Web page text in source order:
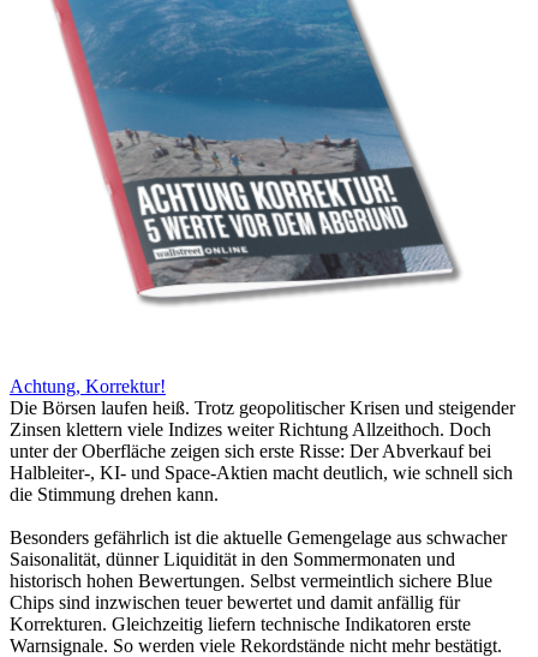
Achtung, Korrektur!
Die Börsen laufen heiß. Trotz geopolitischer Krisen und steigender
Zinsen klettern viele Indizes weiter Richtung Allzeithoch. Doch
unter der Oberfläche zeigen sich erste Risse: Der Abverkauf bei
Halbleiter-, KI- und Space-Aktien macht deutlich, wie schnell sich
die Stimmung drehen kann.
Besonders gefährlich ist die aktuelle Gemengelage aus schwacher
Saisonalität, dünner Liquidität in den Sommermonaten und
historisch hohen Bewertungen. Selbst vermeintlich sichere Blue
Chips sind inzwischen teuer bewertet und damit anfällig für
Korrekturen. Gleichzeitig liefern technische Indikatoren erste
Warnsignale. So werden viele Rekordstände nicht mehr bestätigt.